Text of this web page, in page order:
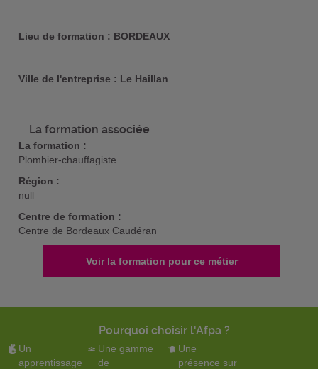
Lieu de formation : BORDEAUX
Ville de l'entreprise : Le Haillan
La formation associée
La formation :
Plombier-chauffagiste
Région :
null
Centre de formation :
Centre de Bordeaux Caudéran
Voir la formation pour ce métier
Pourquoi choisir l'Afpa ?
Un
apprentissage
Une gamme
de
Une
présence sur